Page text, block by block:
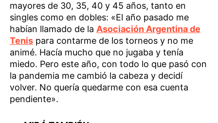
mayores de 30, 35, 40 y 45 años, tanto en
singles como en dobles: «El año pasado me
habían llamado de la Asociación Argentina de
Tenis para contarme de los torneos y no me
animé. Hacía mucho que no jugaba y tenía
miedo. Pero este año, con todo lo que pasó con
la pandemia me cambió la cabeza y decidí
volver. No quería quedarme con esa cuenta
pendiente».